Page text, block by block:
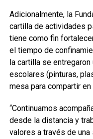
Adicionalmente, la
cartilla de actividades
tiene como fin
el tiempo de
la cartilla se
escolares (pinturas,
mesa para compartir en
“Continuamos
desde la distancia y
valores a través de